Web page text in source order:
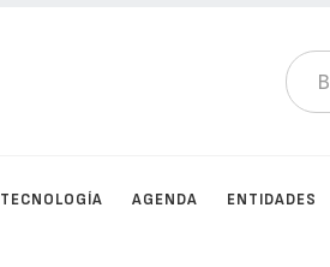
TECNOLOGÍA AGENDA ENTIDADES